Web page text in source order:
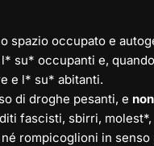
spazio occupato e
su* occupanti e,
e l* su* abitanti.
di droghe pesanti, e non
fascisti, sbirri, molest*,
rompicoglioni in senso